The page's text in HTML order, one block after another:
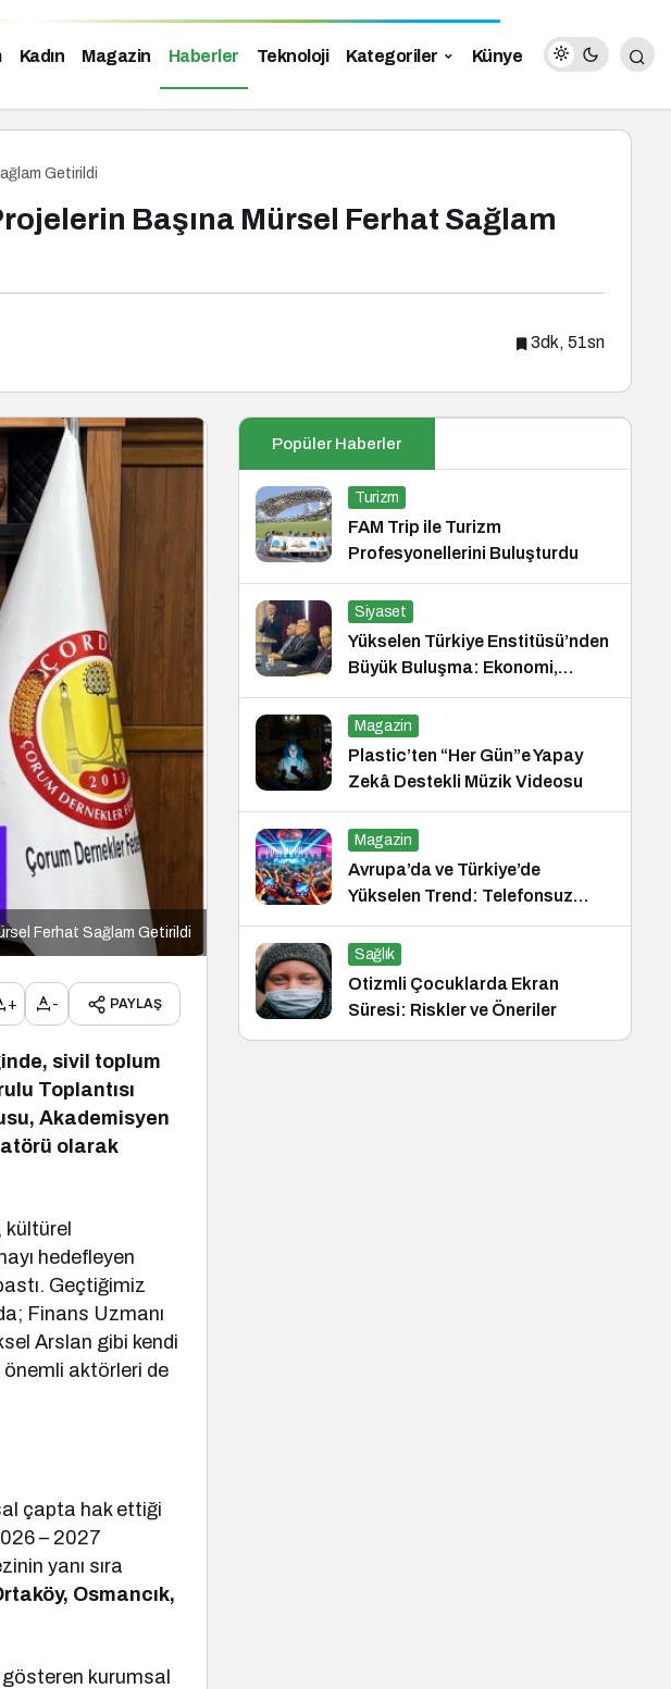
Kadın Magazin Haberler Teknoloji Kategoriler Künye
Getirildi
Başına Mürsel Ferhat Sağlam
3dk, 51sn
Ferhat Sağlam Getirildi
+ - PAYLAŞ
sivil toplum
Toplantısı
Akademisyen
olarak
kültürel
hedefleyen
Geçtiğimiz
Finans Uzmanı
Arslan gibi kendi
önemli aktörleri de
çapta hak ettiği
– 2027
yanı sıra
Osmancık,
kurumsal
Popüler Haberler
Turizm
FAM Trip ile Turizm
Profesyonellerini Buluşturdu
Siyaset
Yükselen Türkiye Enstitüsü’nden
Büyük Buluşma: Ekonomi,
Güvenlik Politikaları ve Hukuk
Konferansı
Magazin
Plastic’ten “Her Gün”e Yapay
Zekâ Destekli Müzik Videosu
Magazin
Avrupa’da ve Türkiye’de
Yükselen Trend: Telefonsuz
Gece Kulüpleri
Sağlık
Otizmli Çocuklarda Ekran
Süresi: Riskler ve Öneriler